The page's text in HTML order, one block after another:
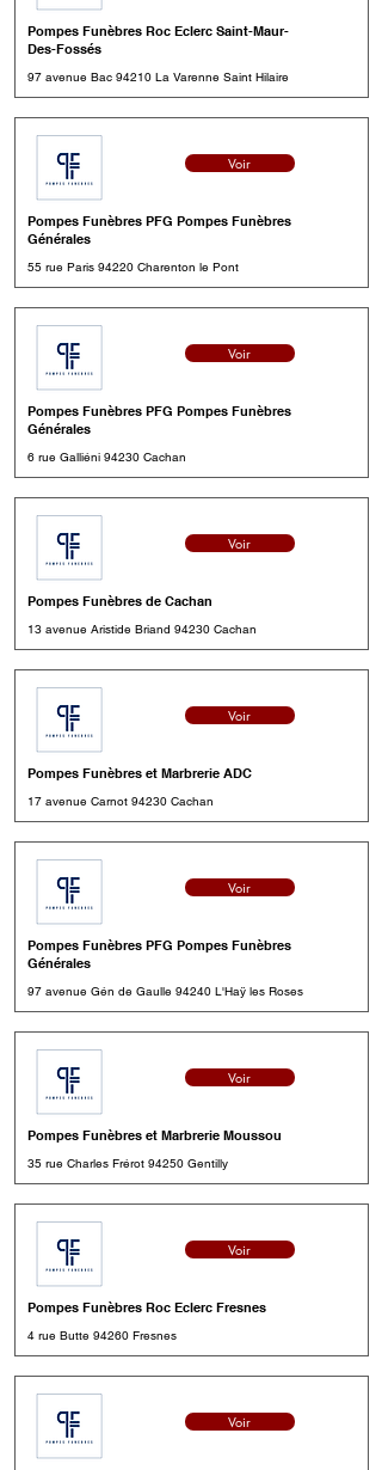
Pompes Funèbres Roc Eclerc Saint-Maur-
Des-Fossés
97 avenue Bac 94210 La Varenne Saint Hilaire
Voir
Pompes Funèbres PFG Pompes Funèbres
Générales
55 rue Paris 94220 Charenton le Pont
Voir
Pompes Funèbres PFG Pompes Funèbres
Générales
6 rue Galliéni 94230 Cachan
Voir
Pompes Funèbres de Cachan
13 avenue Aristide Briand 94230 Cachan
Voir
Pompes Funèbres et Marbrerie ADC
17 avenue Carnot 94230 Cachan
Voir
Pompes Funèbres PFG Pompes Funèbres
Générales
97 avenue Gén de Gaulle 94240 L'Haÿ les Roses
Voir
Pompes Funèbres et Marbrerie Moussou
35 rue Charles Frérot 94250 Gentilly
Voir
Pompes Funèbres Roc Eclerc Fresnes
4 rue Butte 94260 Fresnes
Voir